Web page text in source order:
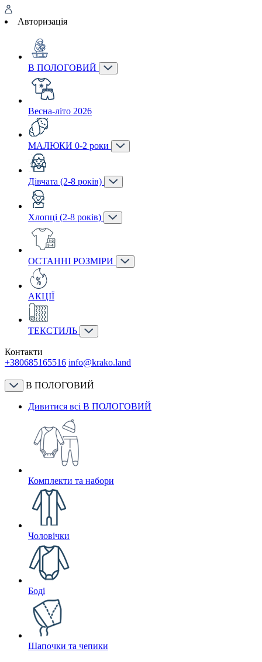
Авторизація
В ПОЛОГОВИЙ
Весна-літо 2026
МАЛЮКИ 0-2 роки
Дівчата (2-8 років)
Хлопці (2-8 років)
ОСТАННІ РОЗМІРИ
АКЦІЇ
ТЕКСТИЛЬ
Контакти
+380685165516 info@krako.land
В ПОЛОГОВИЙ
Дивитися всі В ПОЛОГОВИЙ
Комплекти та набори
Чоловічки
Боді
Шапочки та чепики